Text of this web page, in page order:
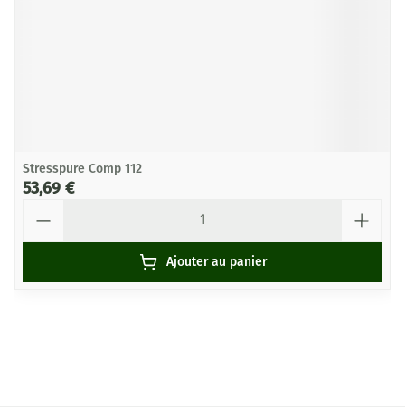
Stresspure Comp 112
53,69 €
Ajouter au panier